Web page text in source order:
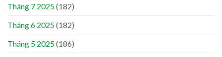
Tháng 7 2025(182)
Tháng 6 2025(182)
Tháng 5 2025(186)